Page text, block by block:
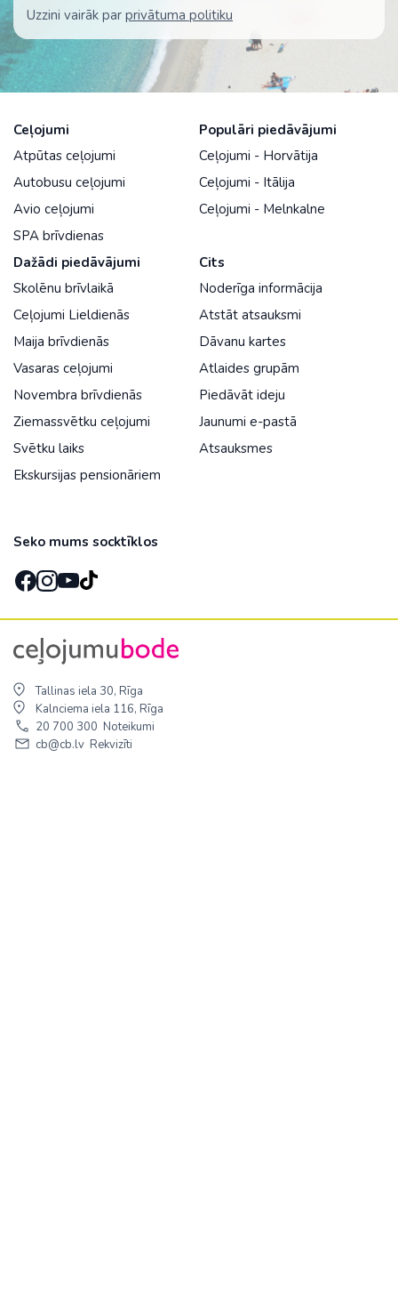
Uzzini vairāk par privātuma politiku
Ceļojumi
Atpūtas ceļojumi
Autobusu ceļojumi
Avio ceļojumi
SPA brīvdienas
Populāri piedāvājumi
Ceļojumi - Horvātija
Ceļojumi - Itālija
Ceļojumi - Melnkalne
Dažādi piedāvājumi
Skolēnu brīvlaikā
Ceļojumi Lieldienās
Maija brīvdienās
Vasaras ceļojumi
Novembra brīvdienās
Ziemassvētku ceļojumi
Svētku laiks
Ekskursijas pensionāriem
Cits
Noderīga informācija
Atstāt atsauksmi
Dāvanu kartes
Atlaides grupām
Piedāvāt ideju
Jaunumi e-pastā
Atsauksmes
Seko mums socktīklos
Tallinas iela 30, Rīga
Kalnciema iela 116, Rīga
20 700 300 Noteikumi
cb@cb.lv Rekvizīti